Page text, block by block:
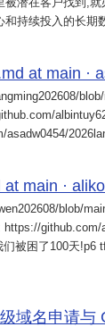
持续投入的长期
at main ·
main ·
blob/
被困了100天!p6
域名申请与